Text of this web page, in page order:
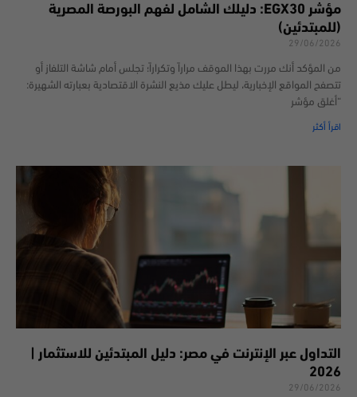
مؤشر EGX30: دليلك الشامل لفهم البورصة المصرية
(للمبتدئين)
29/06/2026
من المؤكد أنك مررت بهذا الموقف مراراً وتكراراً؛ تجلس أمام شاشة التلفاز أو
تتصفح المواقع الإخبارية، ليطل عليك مذيع النشرة الاقتصادية بعبارته الشهيرة:
“أغلق مؤشر
اقرأ أكثر
التداول عبر الإنترنت في مصر: دليل المبتدئين للاستثمار |
2026
29/06/2026